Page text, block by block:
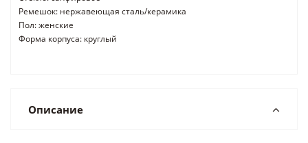
Ремешок: нержавеющая сталь/керамика
Пол: женские
Форма корпуса: круглый
Описание